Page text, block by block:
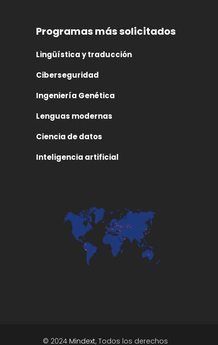
Programas más solicitados
Lingüística y traducción
Ciberseguridad
Ingeniería Genética
Lenguas modernas
Ciencia de datos
Inteligencia artificial
© 2024 Mindext, Todos los derechos